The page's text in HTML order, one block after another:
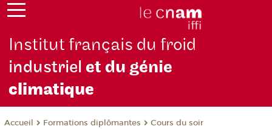
Institut français du froid
industrielet du génie
climatique
Accueil Formations diplômantes Cours du soir